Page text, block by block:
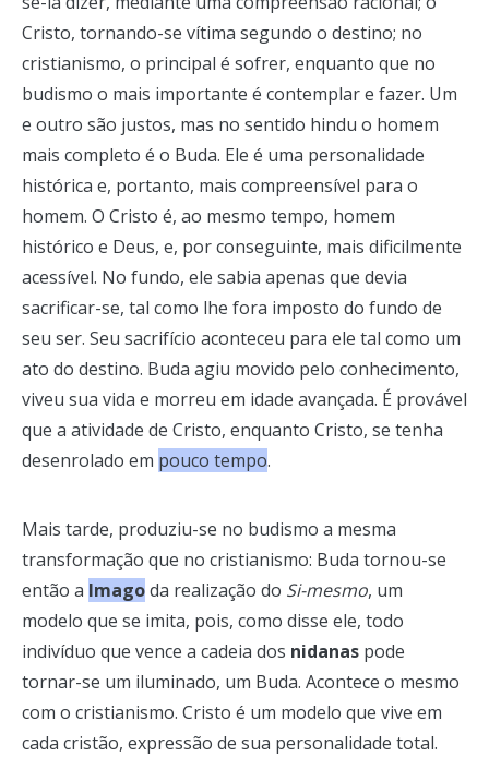
Cristo, tornando-se vítima segundo o destino; no
cristianismo, o principal é sofrer, enquanto que no
budismo o mais importante é contemplar e fazer. Um
e outro são justos, mas no sentido hindu o homem
mais completo é o Buda. Ele é uma personalidade
histórica e, portanto, mais compreensível para o
homem. O Cristo é, ao mesmo tempo, homem
histórico e Deus, e, por conseguinte, mais dificilmente
acessível. No fundo, ele sabia apenas que devia
sacrificar-se, tal como lhe fora imposto do fundo de
seu ser. Seu sacrifício aconteceu para ele tal como um
ato do destino. Buda agiu movido pelo conhecimento,
viveu sua vida e morreu em idade avançada. É provável
que a atividade de Cristo, enquanto Cristo, se tenha
desenrolado em pouco tempo.
Mais tarde, produziu-se no budismo a mesma
transformação que no cristianismo: Buda tornou-se
então a Imagoda realização do Si-mesmo, um
modelo que se imita, pois, como disse ele, todo
indivíduo que vence a cadeia dos nidanas pode
tornar-se um iluminado, um Buda. Acontece o mesmo
com o cristianismo. Cristo é um modelo que vive em
cada cristão, expressão de sua personalidade total.